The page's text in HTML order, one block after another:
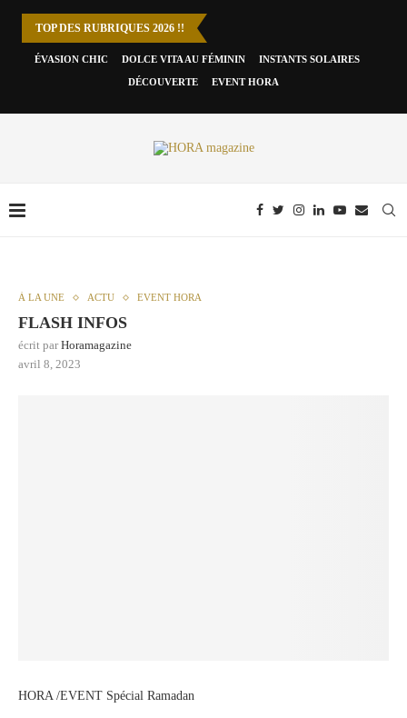
TOP DES RUBRIQUES 2026 !!
ÉVASION CHIC DOLCE VITA AU FÉMININ INSTANTS SOLAIRES
DÉCOUVERTE EVENT HORA
À LA UNE ACTU EVENT HORA
FLASH INFOS
écrit parHoramagazine
avril 8, 2023
HORA /EVENT Spécial Ramadan